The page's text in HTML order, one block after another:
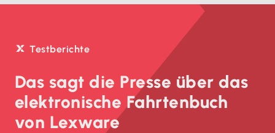
Testberichte
Das sagt die Presse über das
elektronische Fahrtenbuch
von Lexware